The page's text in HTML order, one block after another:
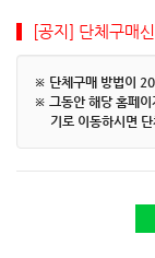
[공지] 단체구매
※ 단체구매 방법이
※ 그동안 해당 홈페이
기로 이동하시면